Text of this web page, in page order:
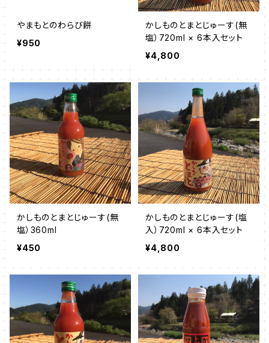
やまもとのわらび餅
¥950
かしものとまとじゅーす(無
塩）720ml × 6本入セット
¥4,800
かしものとまとじゅーす(無
塩）360ml
¥450
かしものとまとじゅーす(塩
入）720ml × 6本入セット
¥4,800